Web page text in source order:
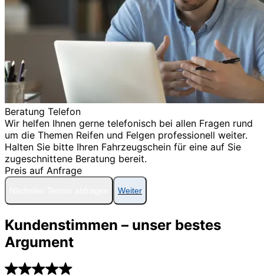
Beratung Telefon
Wir helfen Ihnen gerne telefonisch bei allen Fragen rund
um die Themen Reifen und Felgen professionell weiter.
Halten Sie bitte Ihren Fahrzeugschein für eine auf Sie
zugeschnittene Beratung bereit.
Preis auf Anfrage
Weiter
Kundenstimmen – unser bestes
Argument